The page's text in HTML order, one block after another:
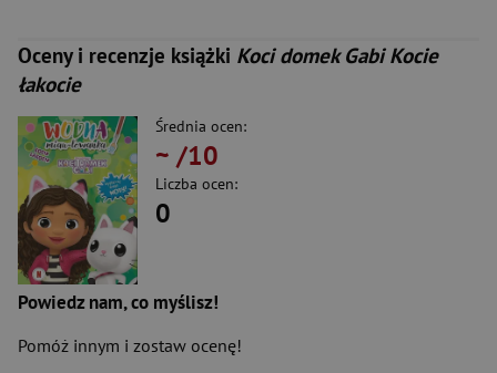
Oceny i recenzje książki Koci domek Gabi Kocie
łakocie
Średnia ocen:
~ /10
Liczba ocen:
0
Powiedz nam, co myślisz!
Pomóż innym i zostaw ocenę!